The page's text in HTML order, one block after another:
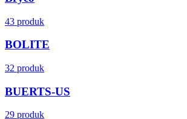
43 produk
BOLITE
32 produk
BUERTS-US
29 produk